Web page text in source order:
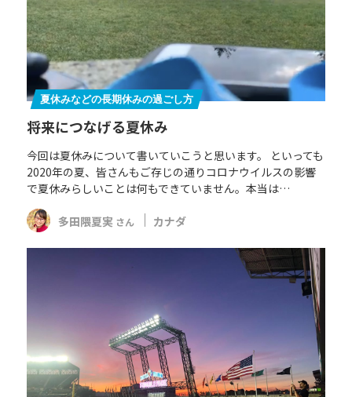
夏休みなどの長期休みの過ごし方
将来につなげる夏休み
今回は夏休みについて書いていこうと思います。 といっても
2020年の夏、皆さんもご存じの通りコロナウイルスの影響
で夏休みらしいことは何もできていません。本当は…
多田隈夏実 さん カナダ